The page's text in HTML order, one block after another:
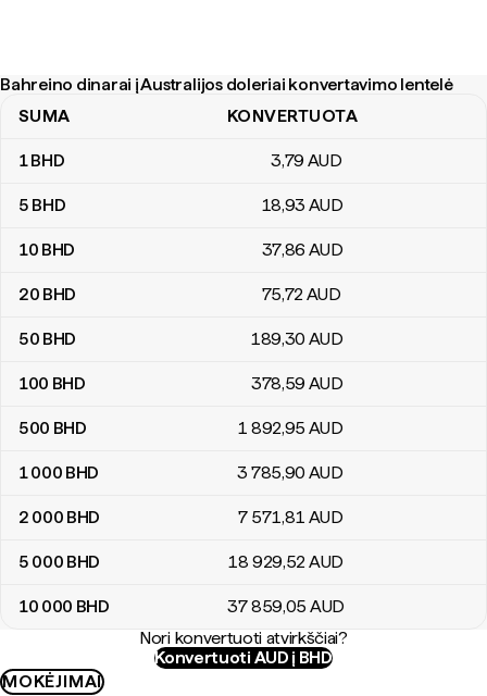
Bahreino dinarai į Australijos doleriai konvertavimo lentelė
Bahreino dinarai į Australijos doleriai konvertavimo lentelė
SUMA KONVERTUOTA
1BHD 3,79 AUD
5 BHD 18,93 AUD
10 BHD 37,86 AUD
20 BHD 75,72AUD
50 BHD 189,30 AUD
100 BHD 378,59 AUD
500 BHD 1 892,95 AUD
1 000 BHD 3 785,90 AUD
2 000 BHD 7 571,81 AUD
5 000 BHD 18 929,52AUD
10 000 BHD 37 859,05 AUD
Nori konvertuoti atvirkščiai?
Konvertuoti AUD į BHD
MOKĖJIMAI